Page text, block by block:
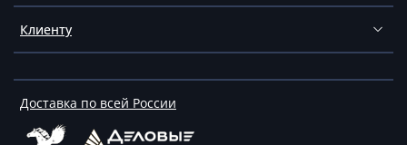
Клиенту
Доставка по всей России